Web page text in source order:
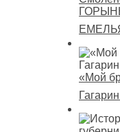
«Мой
Гагарин